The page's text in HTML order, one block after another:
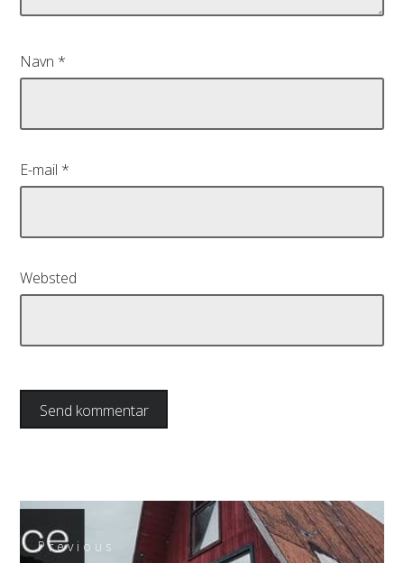
Navn *
E-mail *
Websted
Indlægsnavigation
Previous